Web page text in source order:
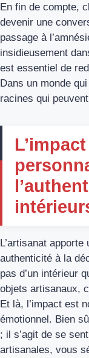
En fin de compte,
devenir une
passage à
insidieusement
est essentiel de
Dans un monde
racines qui
L’artisanat
authenticité à la
pas d’un intérieur
objets artisanaux,
Et là, l’impact est
émotionnel. Bien
; il s’agit de se
artisanales, vous